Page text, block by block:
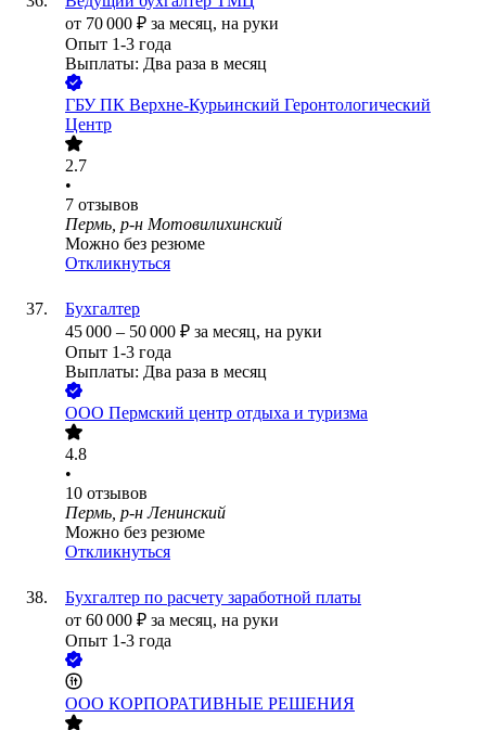
от 70 000 ₽ за месяц, на руки
Опыт 1-3 года
Выплаты: Два раза в месяц
ГБУ ПК Верхне-Курьинский Геронтологический
Центр
2.7
•
7 отзывов
Пермь, р-н Мотовилихинский
Можно без резюме
Откликнуться
Бухгалтер
45 000 – 50 000 ₽ за месяц, на руки
Опыт 1-3 года
Выплаты: Два раза в месяц
ООО Пермский центр отдыха и туризма
4.8
•
10 отзывов
Пермь, р-н Ленинский
Можно без резюме
Откликнуться
Бухгалтер по расчету заработной платы
от 60 000 ₽ за месяц, на руки
Опыт 1-3 года
ООО КОРПОРАТИВНЫЕ РЕШЕНИЯ